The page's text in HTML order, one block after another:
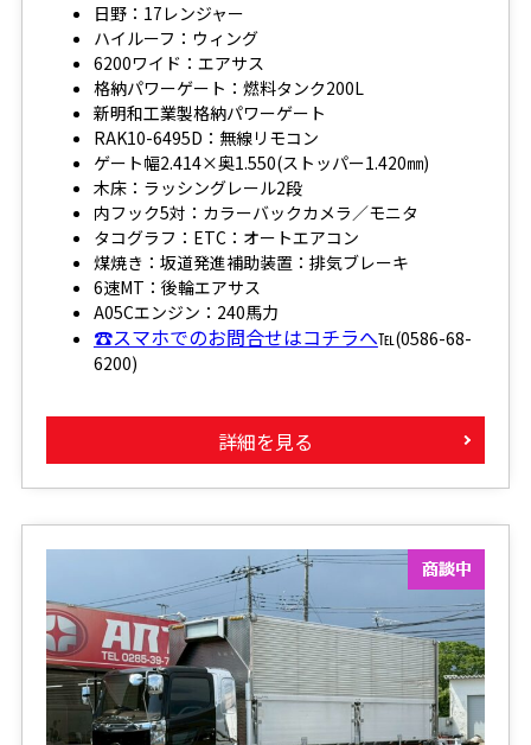
日野：17レンジャー
ハイルーフ：ウィング
6200ワイド：エアサス
格納パワーゲート：燃料タンク200L
新明和工業製格納パワーゲート
RAK10-6495D：無線リモコン
ゲート幅2.414×奥1.550(ストッパー1.420㎜)
木床：ラッシングレール2段
内フック5対：カラーバックカメラ／モニタ
タコグラフ：ETC：オートエアコン
煤焼き：坂道発進補助装置：排気ブレーキ
6速MT：後輪エアサス
A05Cエンジン：240馬力
☎スマホでのお問合せはコチラへ℡(0586-68-
6200)
詳細を見る